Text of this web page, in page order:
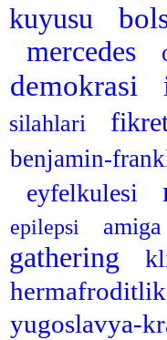
kuyusu
mercedes
demokrasi
silahlari
benjamin-
eyfelkulesi
epilepsi amiga
gathering
hermafroditlik
yugoslavya-